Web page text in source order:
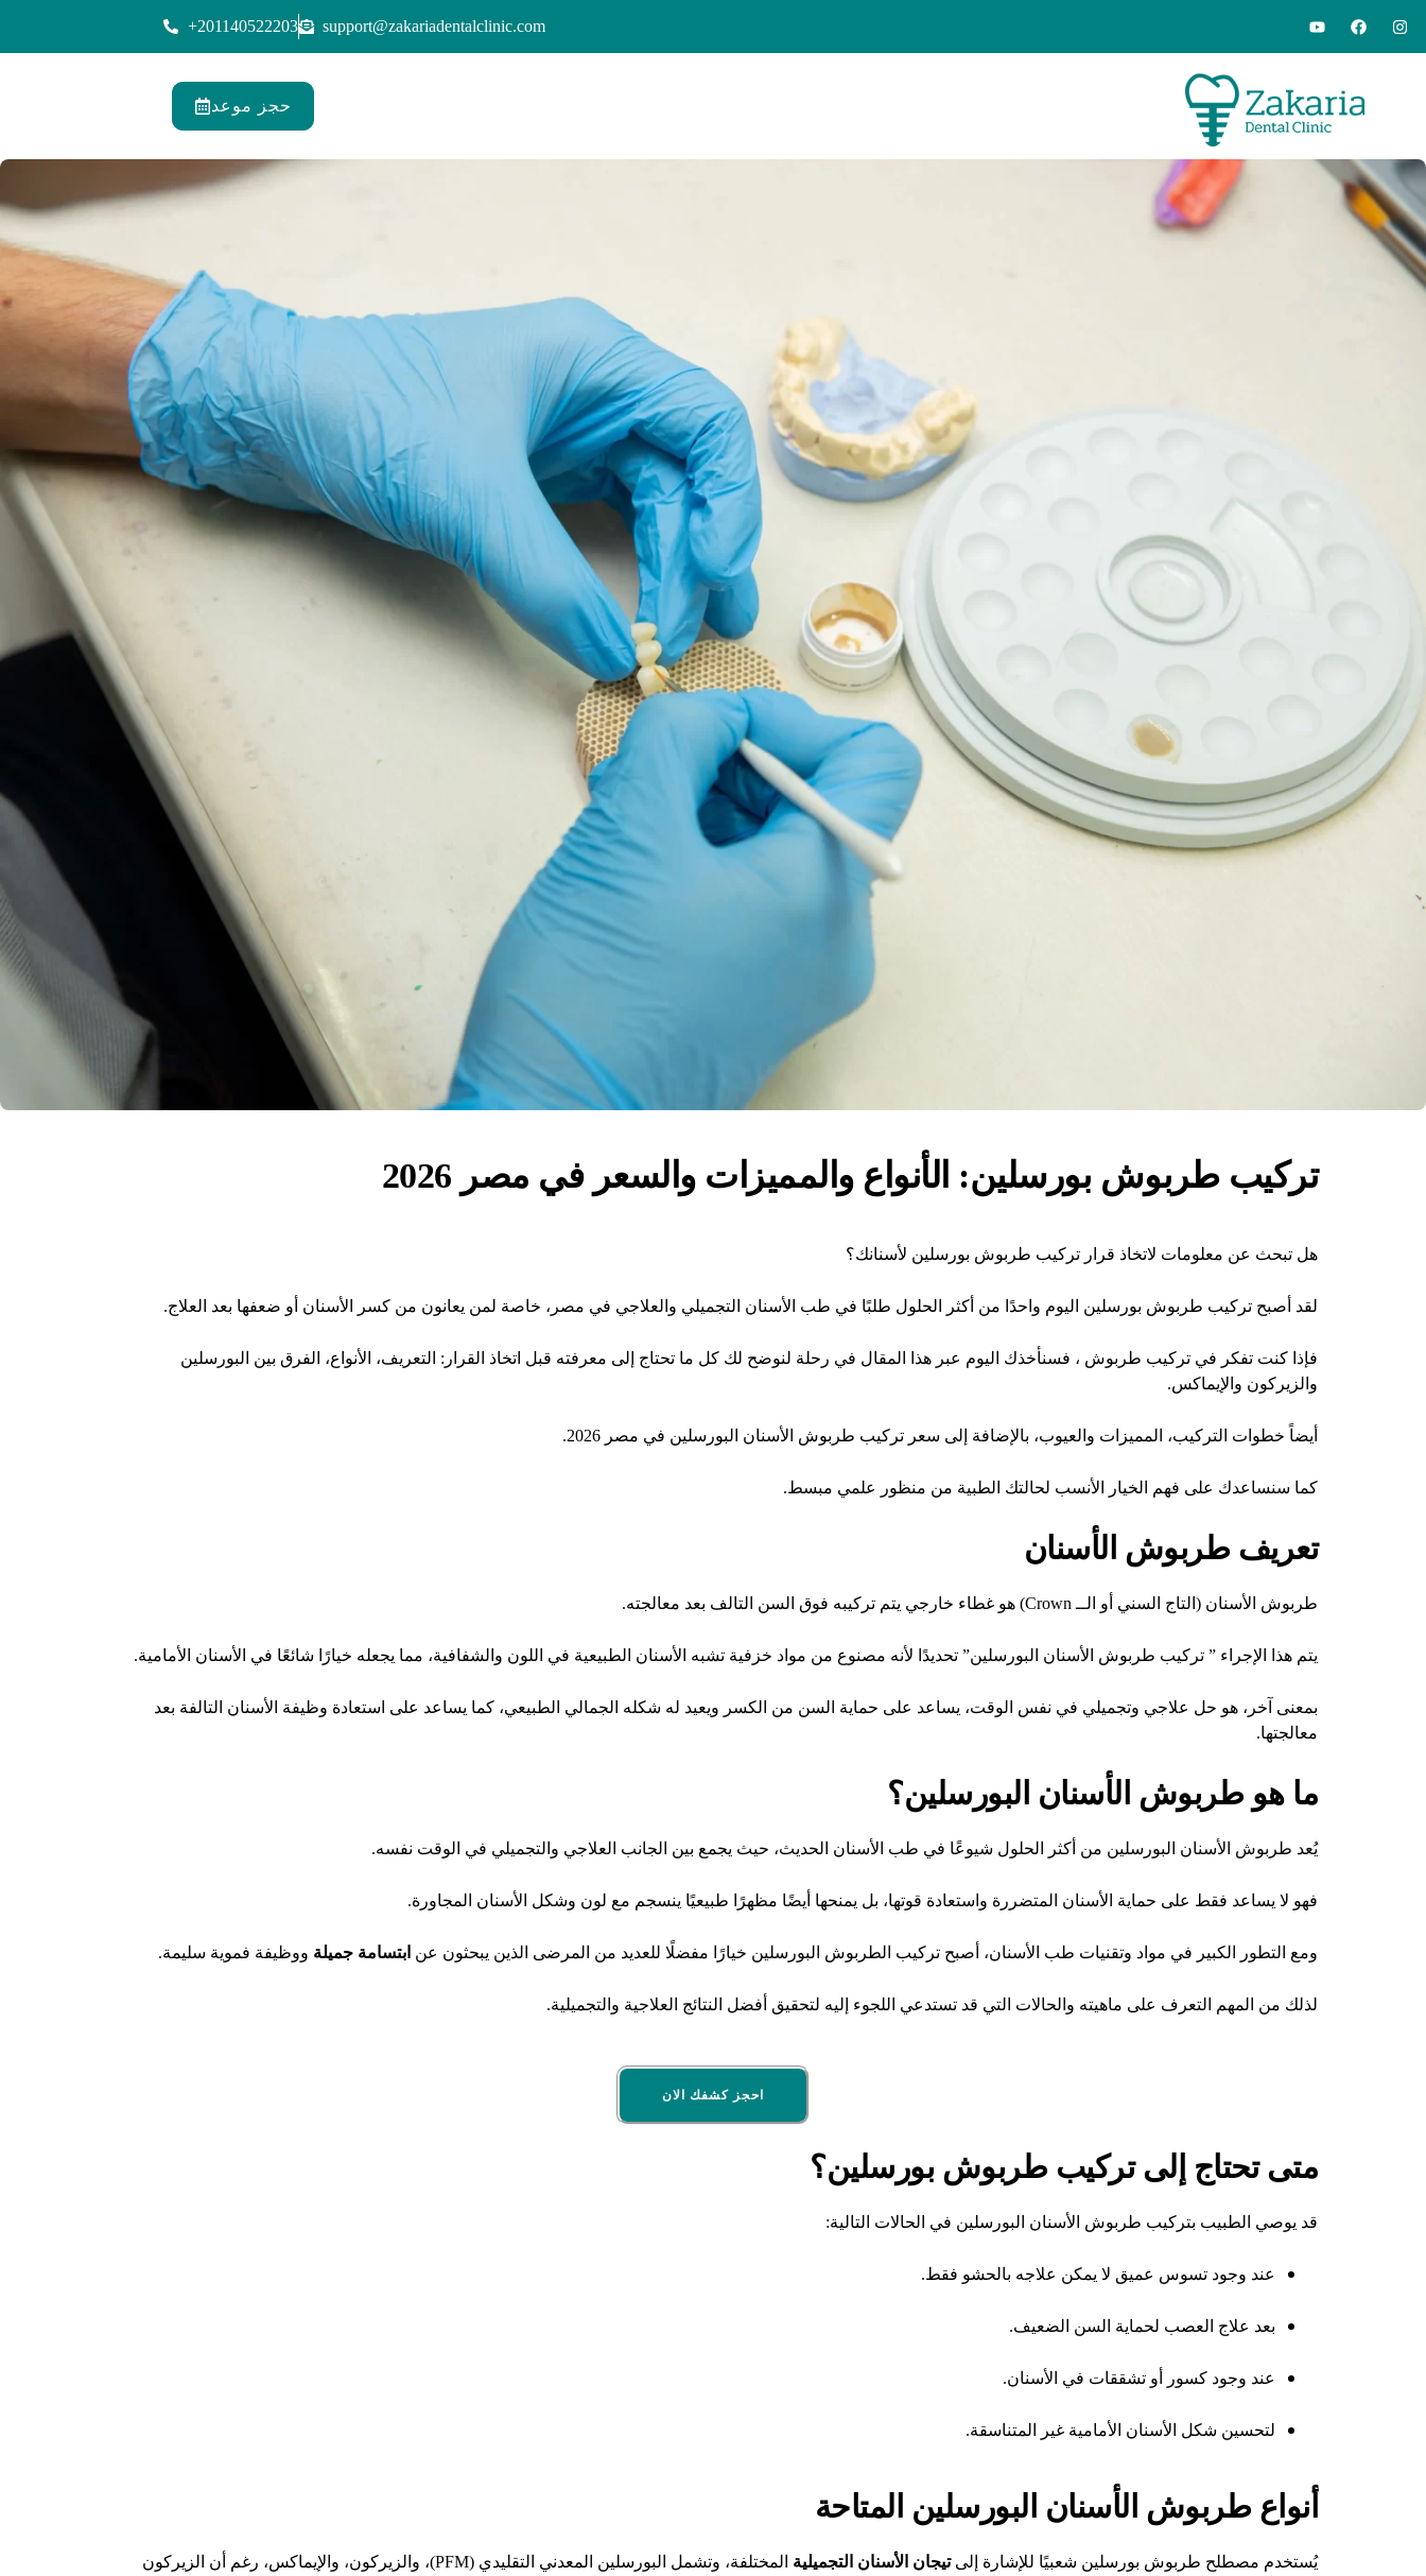
+201140522203 support@zakariadentalclinic.com
حجز موعد
تركيب طربوش بورسلين: الأنواع والمميزات والسعر في مصر 2026
هل تبحث عن معلومات لاتخاذ قرار تركيب طربوش بورسلين لأسنانك؟
لقد أصبح تركيب طربوش بورسلين اليوم واحدًا من أكثر الحلول طلبًا في طب الأسنان التجميلي والعلاجي في مصر، خاصة لمن يعانون من كسر الأسنان أو ضعفها بعد العلاج.
فإذا كنت تفكر في تركيب طربوش ، فسنأخذك اليوم عبر هذا المقال في رحلة لنوضح لك كل ما تحتاج إلى معرفته قبل اتخاذ القرار: التعريف، الأنواع، الفرق بين البورسلين
والزيركون والإيماكس.
أيضاً خطوات التركيب، المميزات والعيوب، بالإضافة إلى سعر تركيب طربوش الأسنان البورسلين في مصر 2026.
كما سنساعدك على فهم الخيار الأنسب لحالتك الطبية من منظور علمي مبسط.
تعريف طربوش الأسنان
طربوش الأسنان (التاج السني أو الــ Crown) هو غطاء خارجي يتم تركيبه فوق السن التالف بعد معالجته.
يتم هذا الإجراء ” تركيب طربوش الأسنان البورسلين” تحديدًا لأنه مصنوع من مواد خزفية تشبه الأسنان الطبيعية في اللون والشفافية، مما يجعله خيارًا شائعًا في الأسنان الأمامية.
بمعنى آخر، هو حل علاجي وتجميلي في نفس الوقت، يساعد على حماية السن من الكسر ويعيد له شكله الجمالي الطبيعي، كما يساعد على استعادة وظيفة الأسنان التالفة بعد
معالجتها.
ما هو طربوش الأسنان البورسلين؟
يُعد طربوش الأسنان البورسلين من أكثر الحلول شيوعًا في طب الأسنان الحديث، حيث يجمع بين الجانب العلاجي والتجميلي في الوقت نفسه.
فهو لا يساعد فقط على حماية الأسنان المتضررة واستعادة قوتها، بل يمنحها أيضًا مظهرًا طبيعيًا ينسجم مع لون وشكل الأسنان المجاورة.
ومع التطور الكبير في مواد وتقنيات طب الأسنان، أصبح تركيب الطربوش البورسلين خيارًا مفضلًا للعديد من المرضى الذين يبحثون عن ابتسامة جميلة ووظيفة فموية سليمة.
لذلك من المهم التعرف على ماهيته والحالات التي قد تستدعي اللجوء إليه لتحقيق أفضل النتائج العلاجية والتجميلية.
احجز كشفك الان
متى تحتاج إلى تركيب طربوش بورسلين؟
قد يوصي الطبيب بتركيب طربوش الأسنان البورسلين في الحالات التالية:
عند وجود تسوس عميق لا يمكن علاجه بالحشو فقط.
بعد علاج العصب لحماية السن الضعيف.
عند وجود كسور أو تشققات في الأسنان.
لتحسين شكل الأسنان الأمامية غير المتناسقة.
أنواع طربوش الأسنان البورسلين المتاحة
يُستخدم مصطلح طربوش بورسلين شعبيًا للإشارة إلىتيجان الأسنان التجميلية
المختلفة، وتشمل البورسلين المعدني التقليدي (PFM)، والزيركون، والإيماكس، رغم أن الزيركون